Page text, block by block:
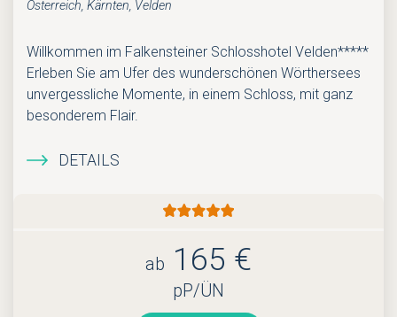
Österreich, Kärnten, Velden
Willkommen im Falkensteiner Schlosshotel Velden*****
Erleben Sie am Ufer des wunderschönen Wörthersees
unvergessliche Momente, in einem Schloss, mit ganz
besonderem Flair.
DETAILS
ab 165 €
pP/ÜN